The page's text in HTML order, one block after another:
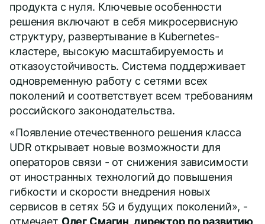
продукта с нуля. Ключевые особенности
решения включают в себя микросервисную
структуру, развертывание в Kubernetes-
кластере, высокую масштабируемость и
отказоустойчивость. Система поддерживает
одновременную работу с сетями всех
поколений и соответствует всем требованиям
российского законодательства.
«Появление отечественного решения класса
UDR открывает новые возможности для
операторов связи - от снижения зависимости
от иностранных технологий до повышения
гибкости и скорости внедрения новых
сервисов в сетях 5G и будущих поколений», -
отмечает Олег Смагин, директор по развитию